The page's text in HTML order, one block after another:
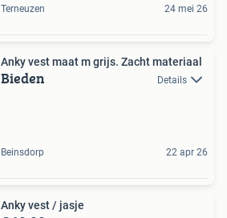
Terneuzen 24 mei 26
Anky vest maat m grijs. Zacht materiaal
Bieden Details
Beinsdorp 22 apr 26
Anky vest / jasje